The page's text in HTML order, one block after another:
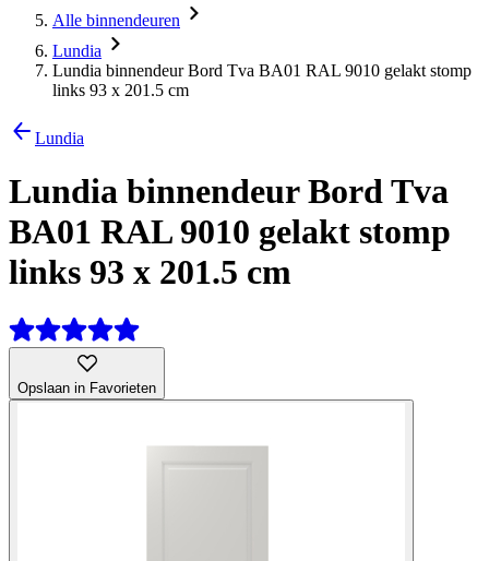
Alle binnendeuren
Lundia
Lundia binnendeur Bord Tva BA01 RAL 9010 gelakt stomp
links 93 x 201.5 cm
Lundia
Lundia binnendeur Bord Tva
BA01 RAL 9010 gelakt stomp
links 93 x 201.5 cm
Opslaan in Favorieten